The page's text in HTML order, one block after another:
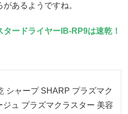
あるようですね。
ードライヤーIB-RP9は速乾！
シャープ SHARP プラズマク
ュ プラズマクラスター 美容